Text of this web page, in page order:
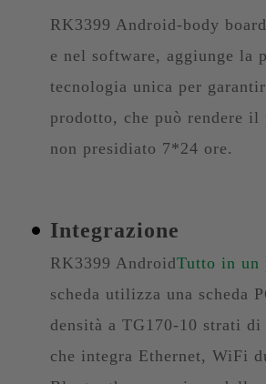
RK3399 Android-body
e nel software, aggiunge la
tecnologia unica per
prodotto, che può rendere
non presidiato 7*24 ore.
Integrazione
RK3399 AndroidTutto in un
scheda utilizza una scheda
densità a TG170-10 strati
che integra Ethernet, WiFi